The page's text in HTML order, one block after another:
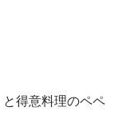
と得意料理のペペ